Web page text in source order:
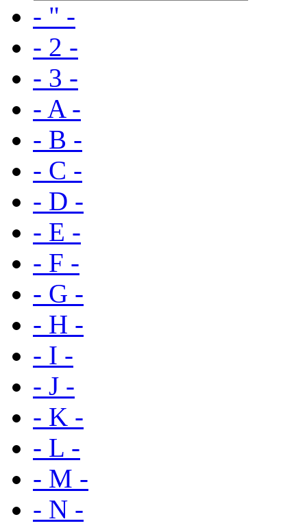
- " -
- 2 -
- 3 -
- A -
- B -
- C -
- D -
- E -
- F -
- G -
- H -
- I -
- J -
- K -
- L -
- M -
- N -